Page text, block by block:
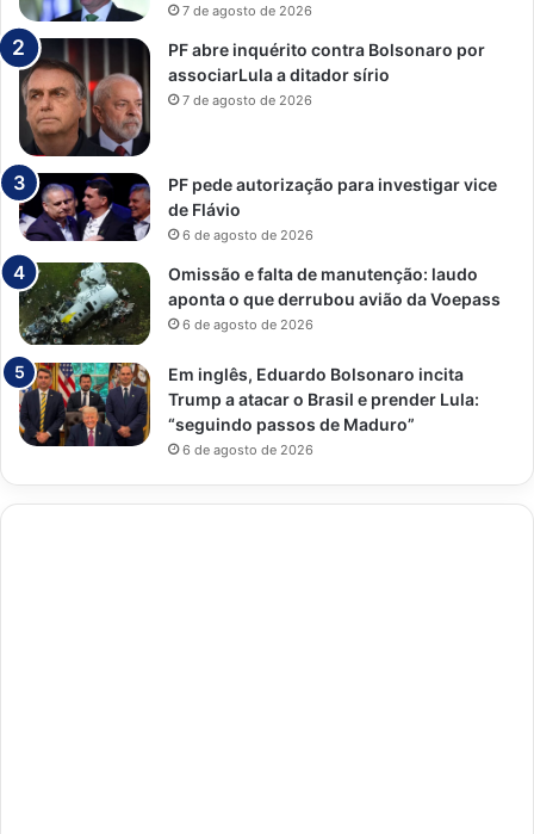
7 de agosto de 2026
PF abre inquérito contra Bolsonaro por
associarLula a ditador sírio
7 de agosto de 2026
PF pede autorização para investigar vice
de Flávio
6 de agosto de 2026
Omissão e falta de manutenção: laudo
aponta o que derrubou avião da Voepass
6 de agosto de 2026
Em inglês, Eduardo Bolsonaro incita
Trump a atacar o Brasil e prender Lula:
“seguindo passos de Maduro”
6 de agosto de 2026